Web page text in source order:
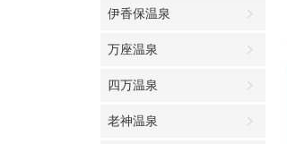
伊香保温泉
万座温泉
四万温泉
老神温泉